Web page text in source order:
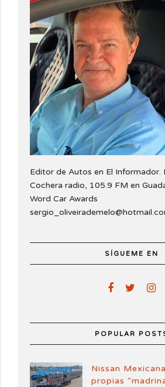
Editor de Autos en El Informador.
Cochera radio, 105.9 FM en
Word Car Awards
SÍGUEME EN
POPULAR
Nissan
propias